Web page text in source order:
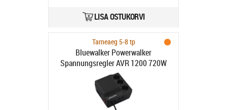
LISA OSTUKORVI
Tarneaeg 5-8 tp
Bluewalker Powerwalker
Spannungsregler AVR 1200 720W